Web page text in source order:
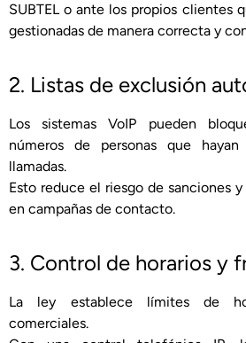
SUBTEL o ante los propios clientes
gestionadas de manera correcta y
2. Listas de exclusión
Los sistemas VoIP pueden
números de personas que
llamadas.
Esto reduce el riesgo de sanciones
en campañas de contacto.
3. Control de horarios y
La ley establece límites de
comerciales.